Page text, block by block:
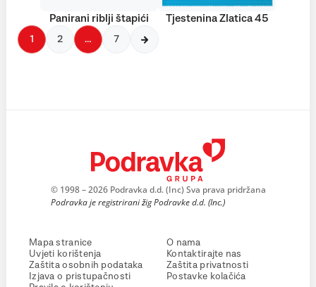
Panirani riblji štapići Tjestenina Zlatica 45
1 2 … 7
© 1998 – 2026 Podravka d.d. (Inc) Sva prava pridržana
Podravka je registrirani žig Podravke d.d. (Inc.)
Mapa stranice
Uvjeti korištenja
Zaštita osobnih podataka
Izjava o pristupačnosti
O nama
Kontaktirajte nas
Zaštita privatnosti
Postavke kolačića